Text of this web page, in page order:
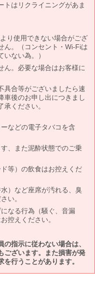
トはリクライニングがあま
り使用できない場合がござ
ん。（コンセント・Wi-Fiは
ない為。）
ん。必要な場合はお客様に
具合等がございましたら速
車後のお申し出につきまし
ください。
などの電子タバコを含
、また泥酔状態でのご乗
等）の飲食はお控えくだ
）など座席が汚れる、臭
い。
なる行為（騒ぐ、音漏
控えください。
の指示に従わない場合は、
ございます。また損害が発
行うことがあります。